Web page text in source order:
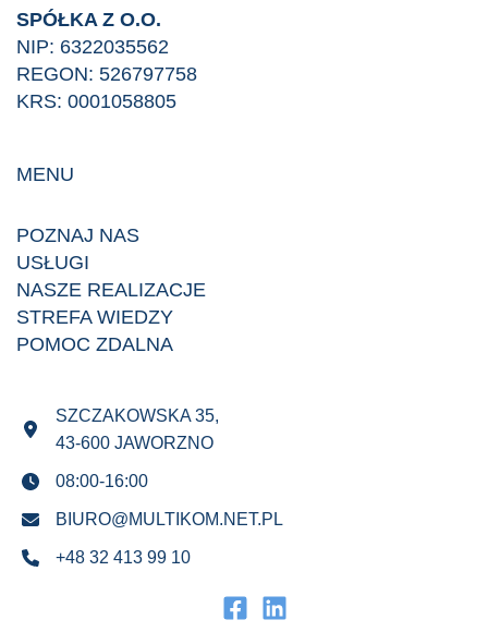
SPÓŁKA Z O.O.
NIP: 6322035562
REGON: 526797758
KRS: 0001058805
MENU
POZNAJ NAS
USŁUGI
NASZE REALIZACJE
STREFA WIEDZY
POMOC ZDALNA
SZCZAKOWSKA 35,
43-600 JAWORZNO
08:00-16:00
BIURO@MULTIKOM.NET.PL
+48 32 413 99 10